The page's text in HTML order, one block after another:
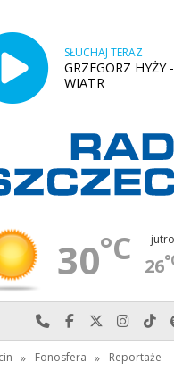
SŁUCHAJ TERAZ
GRZEGORZ HYŻY
WIATR
30°C jutro
26
Najlepiej po prostu do
Odwiedź nas na
Odwiedź
» Fonosfera » Reportaże